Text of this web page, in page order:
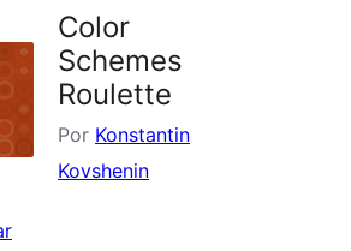
Color
Schemes
Roulette
Por Konstantin
Kovshenin